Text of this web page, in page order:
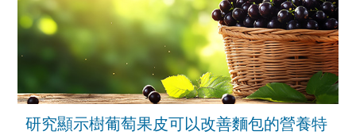
研究顯示樹葡萄果皮可以改善麵包的營養特